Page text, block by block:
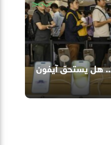
في نهاية 2023.. هل يستحق آيفون